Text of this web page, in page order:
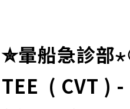
✮暈船急診部
TEE ( CVT ) -